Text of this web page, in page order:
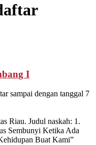
I
sampai dengan tanggal 7
Riau. Judul naskah: 1.
Sembunyi Ketika Ada
Buat Kami”